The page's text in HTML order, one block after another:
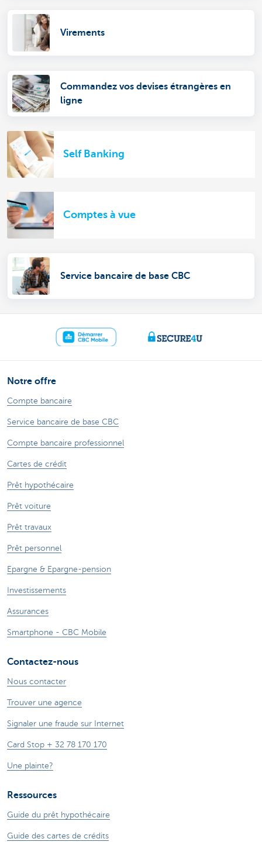
Virements
Commandez vos devises étrangères en
ligne
Self Banking
Comptes à vue
Service bancaire de base CBC
Notre offre
Compte bancaire
Service bancaire de base CBC
Compte bancaire professionnel
Cartes de crédit
Prêt hypothécaire
Prêt voiture
Prêt travaux
Prêt personnel
Epargne & Epargne-pension
Investissements
Assurances
Smartphone - CBC Mobile
Contactez-nous
Nous contacter
Trouver une agence
Signaler une fraude sur Internet
Card Stop + 32 78 170 170
Une plainte?
Ressources
Guide du prêt hypothécaire
Guide des cartes de crédits